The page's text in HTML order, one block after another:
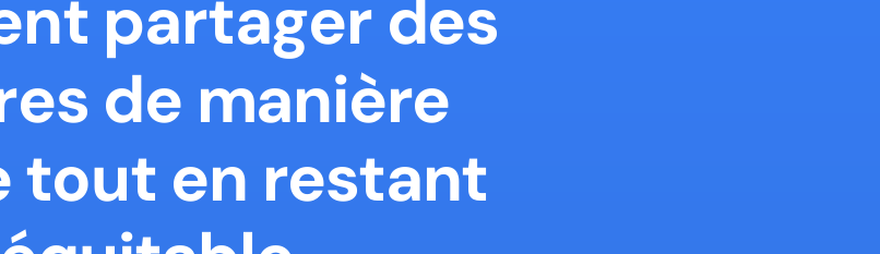
partager des
de manière
tout en restant